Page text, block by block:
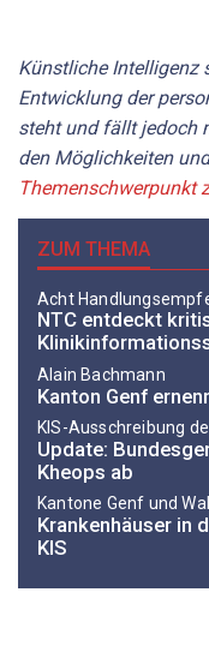
Künstliche Intelligenz
Entwicklung der
steht und fällt jedoch
den Möglichkeiten
Themenschwerpunkt
ZUM THEMA
Acht
NTC entdeckt
Alain Bachmann
Kanton Genf
KIS-Ausschreibung
Update:
Kheops ab
Kantone Genf und
Krankenhäuser in
KIS